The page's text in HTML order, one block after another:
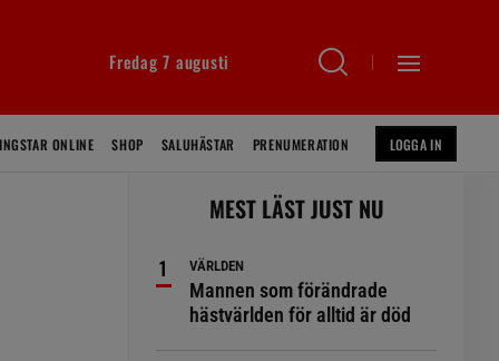
Fredag 7 augusti
ONLINE SHOP SALUHÄSTAR PRENUMERATION LOGGA IN
MEST LÄST JUST NU
VÄRLDEN
Mannen som förändrade
hästvärlden för alltid är död